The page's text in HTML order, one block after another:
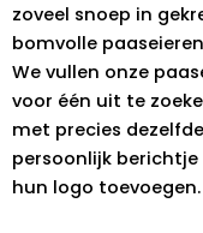
zoveel snoep in
bomvolle
We vullen onze
voor één uit te
met precies
persoonlijk berichtje
hun logo toevoegen.